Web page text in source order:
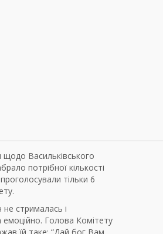
щодо Васильківського
потрібної кількості
проголосували тільки 6
стрималась і
емоційно. Голова Комітету